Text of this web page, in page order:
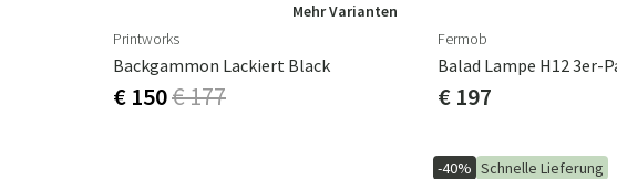
Mehr Varianten
Printworks
Backgammon Lackiert Black
€ 150€ 177
Fermob
€ 197
-40% Schnelle Lieferung